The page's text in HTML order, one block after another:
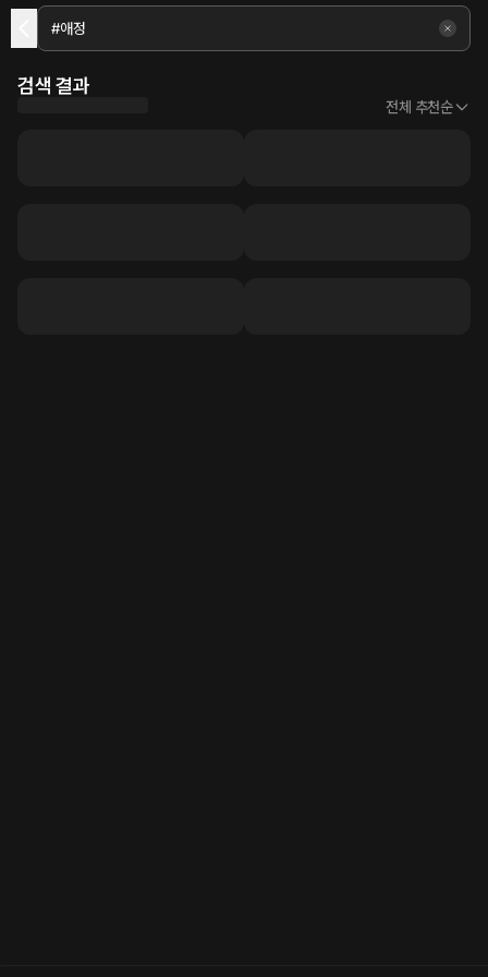
검색 결과
전체 추천순